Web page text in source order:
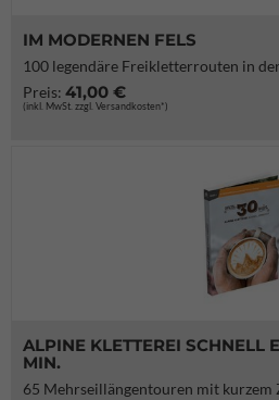
IM MODERNEN FELS
100 legendäre Freikletterrouten in
Preis: 41,00 €
(inkl. MwSt. zzgl. Versandkosten*)
ALPINE KLETTEREI SCHNELL
MIN.
65 Mehrseillängentouren mit kurzem